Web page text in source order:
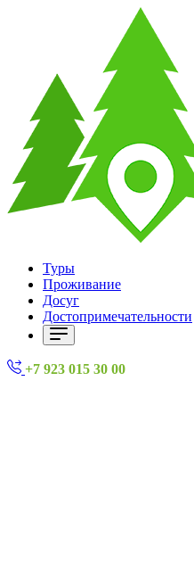
Туры
Проживание
Досуг
Достопримечательности
+7 923 015 30 00